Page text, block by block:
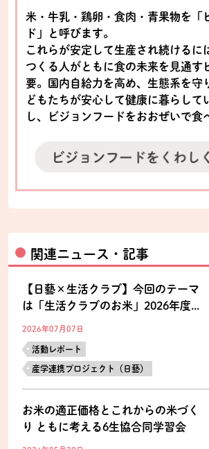
米・牛乳・鶏卵・食肉・青果物を「
ド」と呼びます。
これらが安定して生産され続けるに
つくる人がともに食の未来を見通す
要。国内自給力を高め、生態系を守
どもたちが安心して健康に暮らして
し、ビジョンフードをおおぜいで食
関連ニュース・記事
【日藝×生活クラブ】今回のテーマ
は「生活クラブのお米」2026年度...
2026年07月07日
活動レポート
産学連携プロジェクト（日藝）
お米の適正価格とこれからの米づく
り ともに考える6生協合同学習会